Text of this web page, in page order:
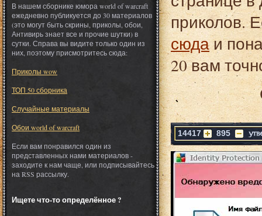
В нашем сборнике юмора world of warcraft
ежедневно публикуется до 30 материалов
(это могут быть скрины, приколы, обои,
Антивирь знает все и прочие шутки) в
сутки. Справа вы видите только один из
них, поэтому присмотритесь сюда:
Приколы wow
ТОП 50 сборника
Случайные материалы
Обои world of warcraft
Если вам понравился один из
представленных нами материалов -
заходите к нам чаще, или подписывайтесь
на RSS рассылку.
Ищете что-то определённое ?
приколов.
сюдаи
20 вам
14417 895